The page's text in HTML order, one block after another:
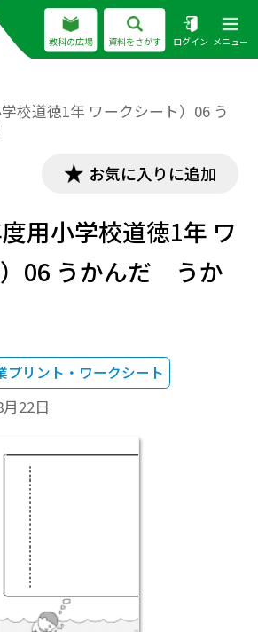
教科の広場 資料をさがす ログイン メニュー
学校道徳1年 ワークシート）06 う
お気に入りに追加
度用小学校道徳1年 ワ
06 うかんだ うか
プリント・ワークシート
22日